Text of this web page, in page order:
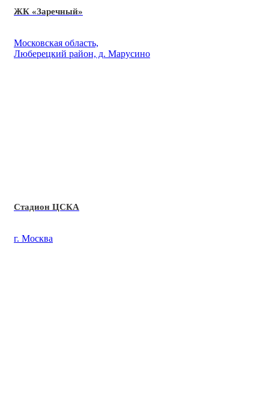
ЖК «Заречный»
Московская область,
Люберецкий район, д. Марусино
Стадион ЦСКА
г. Москва